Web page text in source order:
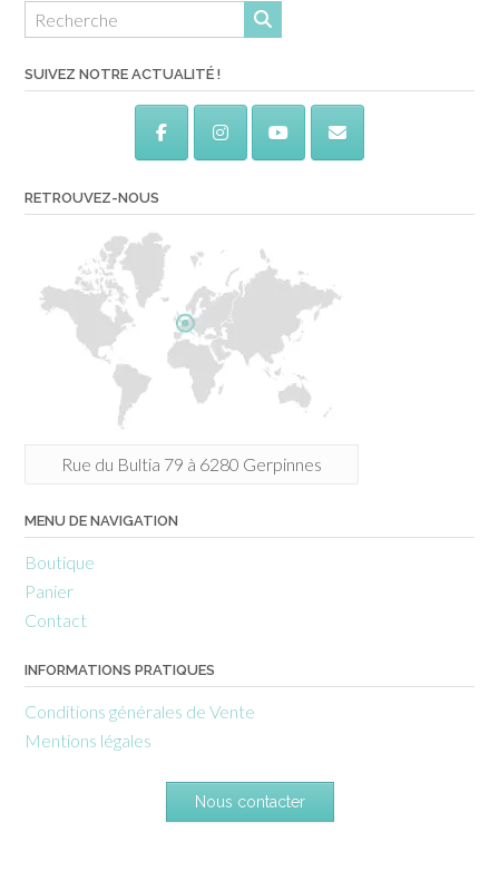
SUIVEZ NOTRE ACTUALITÉ !
RETROUVEZ-NOUS
Rue du Bultia 79 à 6280 Gerpinnes
MENU DE NAVIGATION
Boutique
Panier
Contact
INFORMATIONS PRATIQUES
Conditions générales de Vente
Mentions légales
Nous contacter